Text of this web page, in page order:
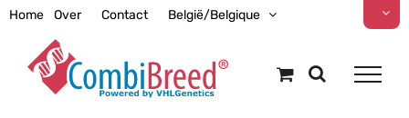
Ga
inhoud
Home Over Contact België/Belgique